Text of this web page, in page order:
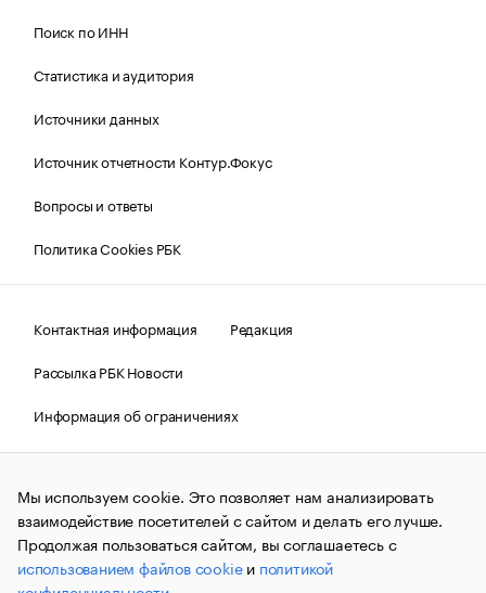
Поиск по ИНН
Статистика и аудитория
Источники данных
Источник отчетности Контур.Фокус
Вопросы и ответы
Политика Cookies РБК
Контактная информация
Редакция
Рассылка РБК Новости
Информация об ограничениях
Правовая информация
О соблюдении авторских прав
© АО «РОСБИЗНЕСКОНСАЛТИНГ»,1995–2026.Сообщения
и материалы информационного агентства «РБК»
(зарегистрировано Федеральной службой по надзору в сфере
связи, информационных технологий и массовых
коммуникаций (Роскомнадзор) 09.12.2015 за номером ИА
№ФС77-63848) сопровождаются пометкой «РБК». Отдельные
Мы используем cookie. Это позволяет нам анализировать
взаимодействие посетителей с сайтом и делать его лучше.
Продолжая пользоваться сайтом, вы соглашаетесь с
использованием файлов cookieи политикой